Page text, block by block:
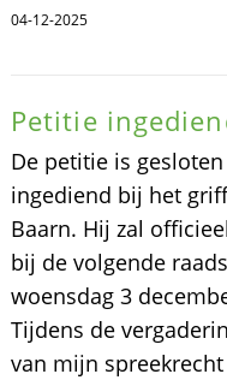
04-12-2025
Petitie
De petitie is
ingediend bij het
Baarn. Hij zal
bij de volgende
woensdag 3
Tijdens de
van mijn